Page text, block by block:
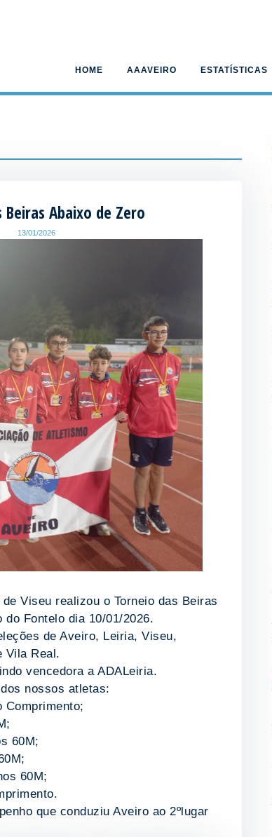
HOME AAAVEIRO ESTATÍSTICAS
Beiras Abaixo de Zero
13/01/2026
Viseu realizou o Torneio das Beiras
Fontelo dia 10/01/2026.
de Aveiro, Leiria, Viseu,
Vila Real.
vencedora a ADALeiria.
nossos atletas:
Comprimento;
60M;
60M;
que conduziu Aveiro ao 2ºlugar